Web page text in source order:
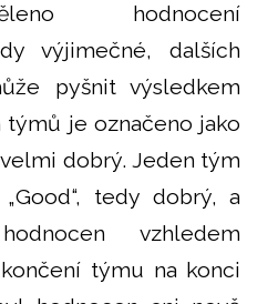
hodnocení
výjimečné, dalších
pyšnit výsledkem
týmů je označeno jako
velmi dobrý. Jeden tým
tedy dobrý, a
vzhledem
týmu na konci